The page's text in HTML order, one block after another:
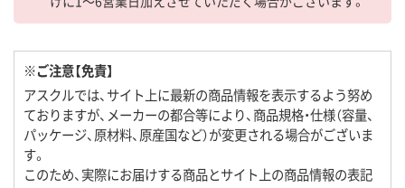
※ご注意【免責】
アスクルでは、サイト上に最新の商品情報を表示するよう努め
ておりますが、メーカーの都合等により、商品規格・仕様（容量、
パッケージ、原材料、原産国など）が変更される場合がございま
す。
このため、実際にお届けする商品とサイト上の商品情報の表記